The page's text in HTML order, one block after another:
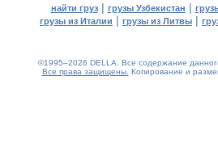
найти груз| грузы Узбекистан |
грузы из Италии | грузы из Литвы |
©1995–2026 DELLA. Все содержание
Все права защищены. Копирование и